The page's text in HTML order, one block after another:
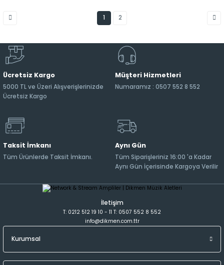
1 2
Ücretsiz Kargo
5000 TL ve Üzeri Alışverişlerinizde
Ücretsiz Kargo
Müşteri Hizmetleri
Numaramız : 0507 552 8 552
Taksit İmkanı
Tüm Ürünlerde Taksit İmkanı.
Aynı Gün
Tüm Siparişleriniz 16:00 'a Kadar
Aynı Gün İçerisinde Kargoya Verilir
İletişim
T: 0212 512 19 10 - 11 T: 0507 552 8 552
info@dikmen.com.ttr
Kurumsal